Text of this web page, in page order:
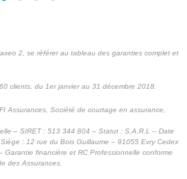
2, se référer au tableau des garanties complet et
clients, du 1er janvier au 31 décembre 2018.
Assurances, Société de courtage en assurance,
– SIRET : 513 344 804 – Statut : S.A.R.L – Date
: 12 rue du Bois Guillaume – 91055 Evry Cedex
Garantie financière et RC Professionnelle conforme
des Assurances.